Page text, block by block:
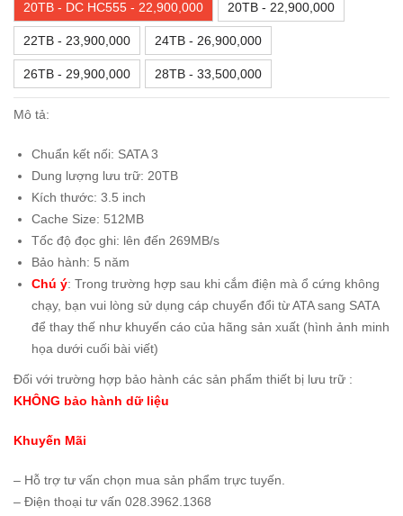
20TB - DC HC555 - 22,900,000 20TB - 22,900,000
22TB - 23,900,000 24TB - 26,900,000
26TB - 29,900,000 28TB - 33,500,000
Mô tả:
Chuẩn kết nối: SATA 3
Dung lượng lưu trữ: 20TB
Kích thước: 3.5 inch
Cache Size: 512MB
Tốc độ đọc ghi: lên đến 269MB/s
Bảo hành: 5 năm
Chú ý: Trong trường hợp sau khi cắm điện mà ổ cứng không
chạy, bạn vui lòng sử dụng cáp chuyển đổi từ ATA sang SATA
để thay thế như khuyến cáo của hãng sản xuất (hình ảnh minh
họa dưới cuối bài viết)
Đối với trường hợp bảo hành các sản phẩm thiết bị lưu trữ :
KHÔNG bảo hành dữ liệu
Khuyến Mãi
– Hỗ trợ tư vấn chọn mua sản phẩm trực tuyến.
– Điện thoại tư vấn 028.3962.1368